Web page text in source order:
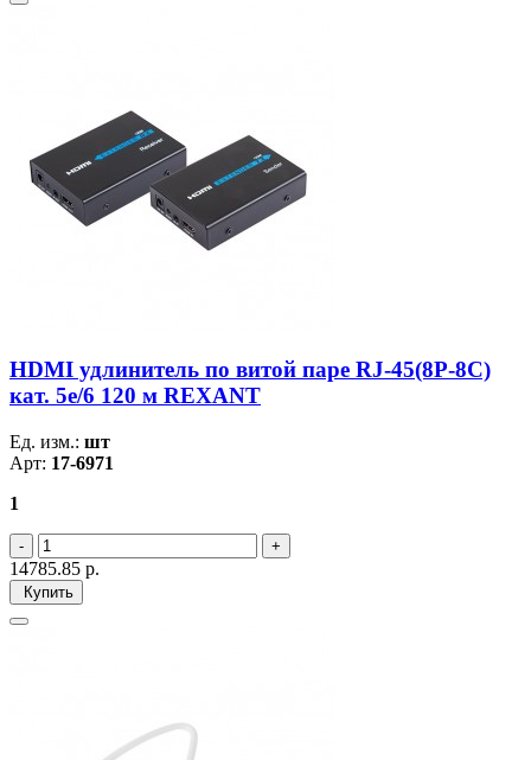
HDMI удлинитель по витой паре RJ-45(8P-8C)
кат. 5е/6 120 м REXANT
Ед. изм.: шт
Арт: 17-6971
1
14785.85 р.
Купить